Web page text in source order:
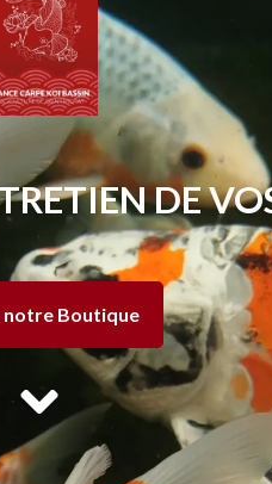
DE
notre Boutique